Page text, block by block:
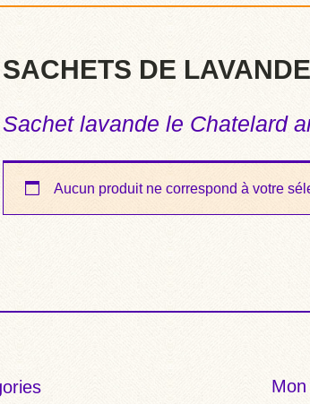
SACHETS DE
Sachet lavande le Chatelard
Aucun produit ne correspond à votre